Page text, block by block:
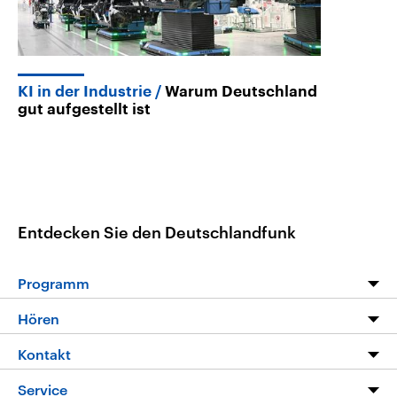
KI in der Industrie
Warum Deutschland
gut aufgestellt ist
Entdecken Sie den Deutschlandfunk
Programm
Programm
Die Nachrichten
Hören
Livestream
Kontakt
Hörerservice
Service